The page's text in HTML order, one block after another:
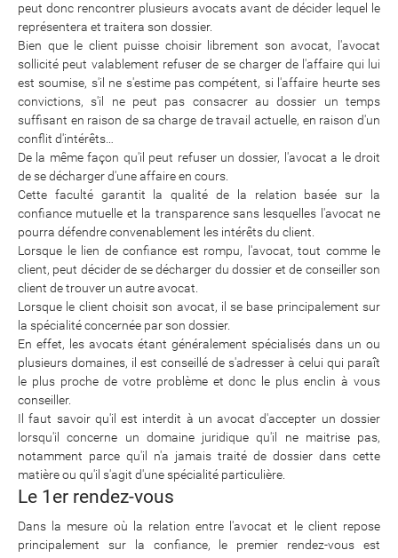
peut donc rencontrer plusieurs avocats avant de décider lequel le
représentera et traitera son dossier.
Bien que le client puisse choisir librement son avocat, l'avocat
sollicité peut valablement refuser de se charger de l'affaire qui lui
est soumise, s'il ne s'estime pas compétent, si l'affaire heurte ses
convictions, s'il ne peut pas consacrer au dossier un temps
suffisant en raison de sa charge de travail actuelle, en raison d'un
conflit d'intérêts…
De la même façon qu'il peut refuser un dossier, l'avocat a le droit
de se décharger d'une affaire en cours.
Cette faculté garantit la qualité de la relation basée sur la
confiance mutuelle et la transparence sans lesquelles l'avocat ne
pourra défendre convenablement les intérêts du client.
Lorsque le lien de confiance est rompu, l'avocat, tout comme le
client, peut décider de se décharger du dossier et de conseiller son
client de trouver un autre avocat.
Lorsque le client choisit son avocat, il se base principalement sur
la spécialité concernée par son dossier.
En effet, les avocats étant généralement spécialisés dans un ou
plusieurs domaines, il est conseillé de s'adresser à celui qui paraît
le plus proche de votre problème et donc le plus enclin à vous
conseiller.
Il faut savoir qu'il est interdit à un avocat d'accepter un dossier
lorsqu'il concerne un domaine juridique qu'il ne maitrise pas,
notamment parce qu'il n'a jamais traité de dossier dans cette
matière ou qu'il s'agit d'une spécialité particulière.
Le 1er rendez-vous
Dans la mesure où la relation entre l'avocat et le client repose
principalement sur la confiance, le premier rendez-vous est